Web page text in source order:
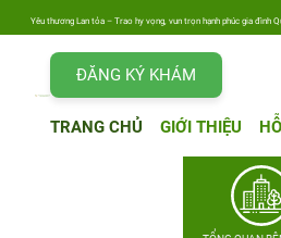
Yêu thương Lan tỏa – Trao hy vọng, vun trọn hạnh phúc gia đình Quân
ĐĂNG KÝ KHÁM
TRANG CHỦ GIỚI THIỆU